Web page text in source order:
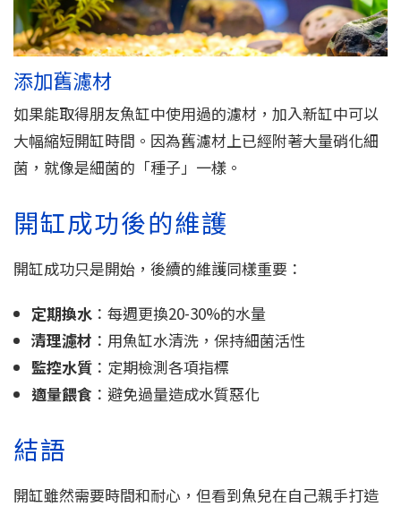
添加舊濾材
如果能取得朋友魚缸中使用過的濾材，加入新缸中可以
大幅縮短開缸時間。因為舊濾材上已經附著大量硝化細
菌，就像是細菌的「種子」一樣。
開缸成功後的維護
開缸成功只是開始，後續的維護同樣重要：
定期換水 ：每週更換20-30%的水量
清理濾材 ：用魚缸水清洗，保持細菌活性
監控水質 ：定期檢測各項指標
適量餵食 ：避免過量造成水質惡化
結語
開缸雖然需要時間和耐心，但看到魚兒在自己親手打造